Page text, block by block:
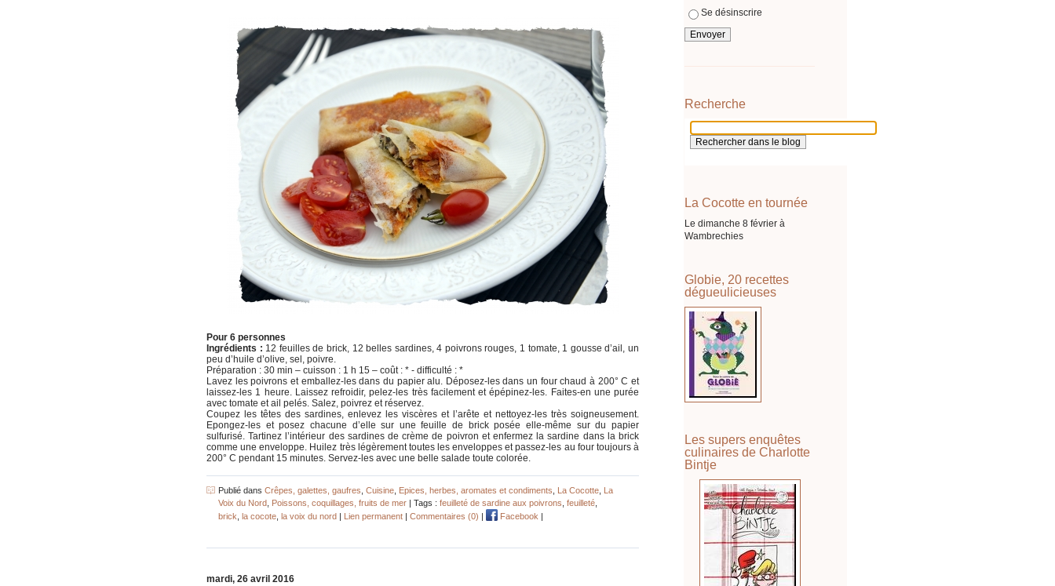
Se désinscrire
Recherche
La Cocotte en tournée
Le dimanche 8 février à
Wambrechies
Globie, 20 recettes
dégueulicieuses
Les supers enquêtes
culinaires de Charlotte
Bintje
Pour 6 personnes
Ingrédients : 12 feuilles de brick, 12 belles sardines, 4 poivrons rouges, 1 tomate, 1 gousse d’ail, un
peu d’huile d’olive, sel, poivre.
Préparation : 30 min – cuisson : 1 h 15 – coût : * - difficulté : *
Lavez les poivrons et emballez-les dans du papier alu. Déposez-les dans un four chaud à 200° C et
laissez-les 1 heure. Laissez refroidir, pelez-les très facilement et épépinez-les. Faites-en une purée
avec tomate et ail pelés. Salez, poivrez et réservez.
Coupez les têtes des sardines, enlevez les viscères et l’arête et nettoyez-les très soigneusement.
Epongez-les et posez chacune d’elle sur une feuille de brick posée elle-même sur du papier
sulfurisé. Tartinez l’intérieur des sardines de crème de poivron et enfermez la sardine dans la brick
comme une enveloppe. Huilez très légèrement toutes les enveloppes et passez-les au four toujours à
200° C pendant 15 minutes. Servez-les avec une belle salade toute colorée.
Publié dans Crêpes, galettes, gaufres Cuisine Epices, herbes, aromates et condiments La Cocotte La
Voix du Nord Poissons, coquillages, fruits de mer | Tags : feuilleté de sardine aux poivrons feuilleté
brick la cocote la voix du nord | Lien permanent | Commentaires (0) | Facebook |
mardi, 26 avril 2016